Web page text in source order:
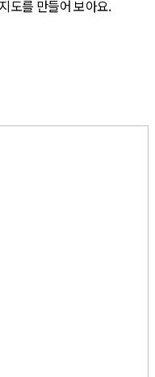
도를 만들어 보아요.